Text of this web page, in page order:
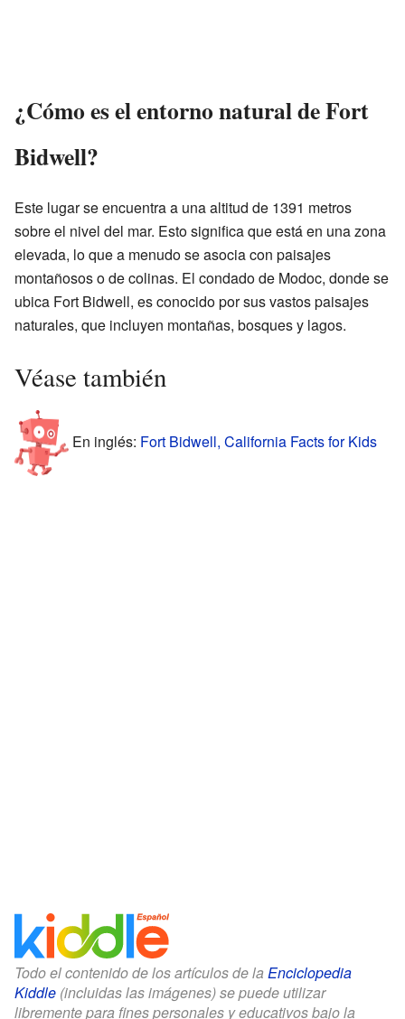
¿Cómo es el entorno natural de Fort
Bidwell?
Este lugar se encuentra a una altitud de 1391 metros
sobre el nivel del mar. Esto significa que está en una zona
elevada, lo que a menudo se asocia con paisajes
montañosos o de colinas. El condado de Modoc, donde se
ubica Fort Bidwell, es conocido por sus vastos paisajes
naturales, que incluyen montañas, bosques y lagos.
Véase también
En inglés: Fort Bidwell, California Facts for Kids
Todo el contenido de los artículos de la Enciclopedia
Kiddle (incluidas las imágenes) se puede utilizar
libremente para fines personales y educativos bajo la